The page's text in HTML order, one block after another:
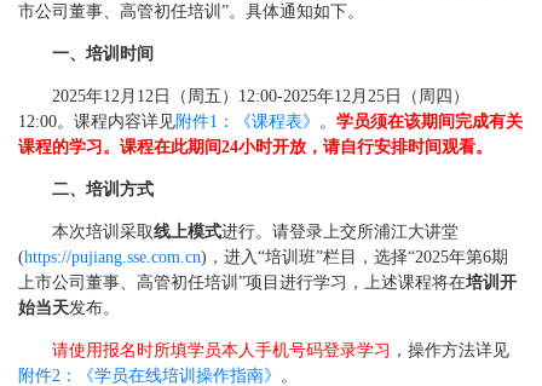
市公司董事、高管初任培训”。具体通知如下。
一、培训时间
2025年12月12日（周五）12:00-2025年12月25日（周四）
12:00。课程内容详见附件1：《课程表》 。 学员须在该期间完成有关
课程的学习。课程在此期间24小时开放，请自行安排时间观看。
二、培训方式
本次培训采取线上模式进行。请登录上交所浦江大讲堂
(https://pujiang.sse.com.cn)，进入“培训班”栏目，选择“2025年第6期
上市公司董事、高管初任培训”项目进行学习，上述课程将在培训开
始当天发布。
请使用报名时所填学员本人手机号码登录学习 ，操作方法详见
附件2：《学员在线培训操作指南》 。